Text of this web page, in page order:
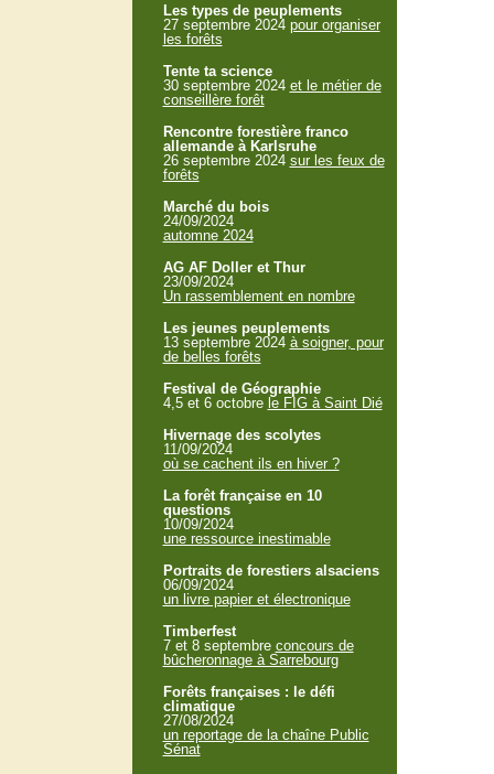
Les types de peuplements
27 septembre 2024 pour organiser
les forêts
Tente ta science
30 septembre 2024 et le métier de
conseillère forêt
Rencontre forestière franco
allemande à Karlsruhe
26 septembre 2024 sur les feux de
forêts
Marché du bois
24/09/2024
automne 2024
AG AF Doller et Thur
23/09/2024
Un rassemblement en nombre
Les jeunes peuplements
13 septembre 2024 à soigner, pour
de belles forêts
Festival de Géographie
4,5 et 6 octobre le FIG à Saint Dié
Hivernage des scolytes
11/09/2024
où se cachent ils en hiver ?
La forêt française en 10
questions
10/09/2024
une ressource inestimable
Portraits de forestiers alsaciens
06/09/2024
un livre papier et électronique
Timberfest
7 et 8 septembre concours de
bûcheronnage à Sarrebourg
Forêts françaises : le défi
climatique
27/08/2024
un reportage de la chaîne Public
Sénat